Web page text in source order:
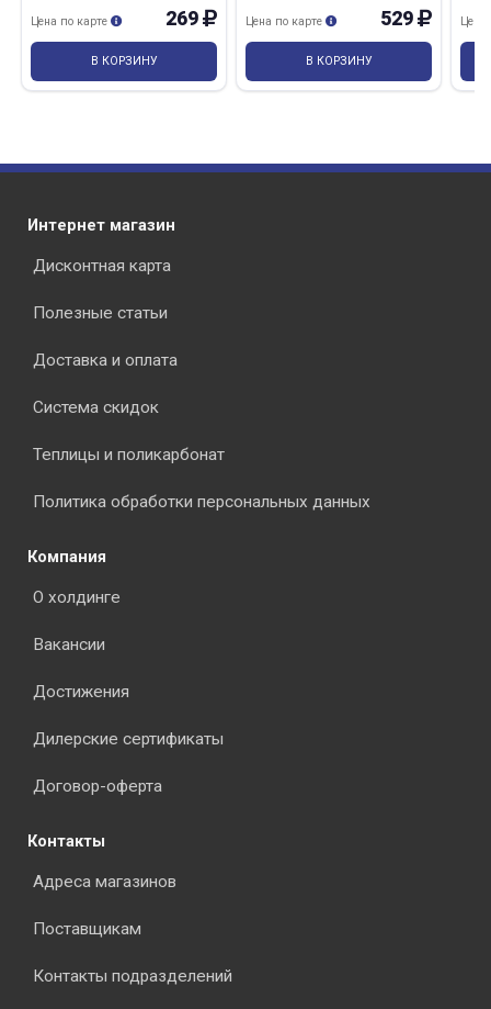
269
Цена по карте
В КОРЗИНУ
529
Цена по карте
В КОРЗИНУ
Цена
Интернет магазин
Дисконтная карта
Полезные статьи
Доставка и оплата
Система скидок
Теплицы и поликарбонат
Политика обработки персональных данных
Компания
О холдинге
Вакансии
Достижения
Дилерские сертификаты
Договор-оферта
Контакты
Адреса магазинов
Поставщикам
Контакты подразделений